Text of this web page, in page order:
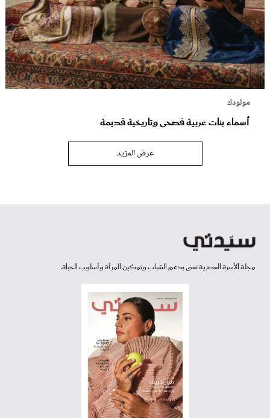
مولودك
أسماء بنات عربية فصحى وتاريخية قديمة
عرض المزيد
مجلة الأسرة العصرية تعنى بدعم الشباب وتمكين المرأة وأسلوب الحياة.